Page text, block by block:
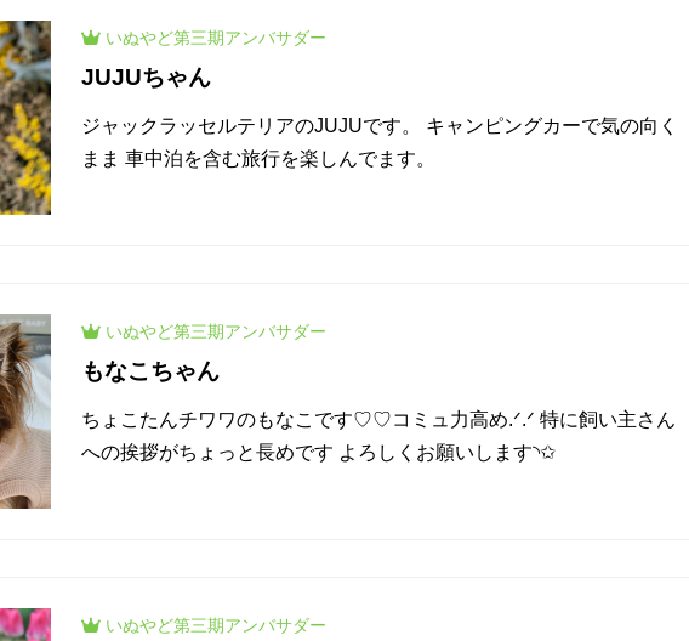
いぬやど第三期アンバサダー
JUJUちゃん
ジャックラッセルテリアのJUJUです。 キャンピングカーで気の向く
まま 車中泊を含む旅行を楽しんでます。
いぬやど第三期アンバサダー
もなこちゃん
ちょこたんチワワのもなこです♡♡コミュ力高め.ᐟ‪.ᐟ‪ 特に飼い主さん
への挨拶がちょっと長めです よろしくお願いします◝✩
いぬやど第三期アンバサダー